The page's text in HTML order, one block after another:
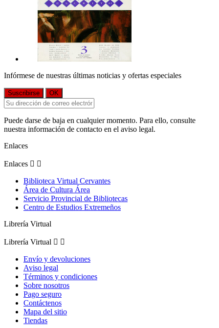
Infórmese de nuestras últimas noticias y ofertas especiales
Puede darse de baja en cualquier momento. Para ello, consulte
nuestra información de contacto en el aviso legal.
Enlaces
Enlaces  
Biblioteca Virtual Cervantes
Área de Cultura Área
Servicio Provincial de Bibliotecas
Centro de Estudios Extremeños
Librería Virtual
Librería Virtual  
Envío y devoluciones
Aviso legal
Términos y condiciones
Sobre nosotros
Pago seguro
Contáctenos
Mapa del sitio
Tiendas